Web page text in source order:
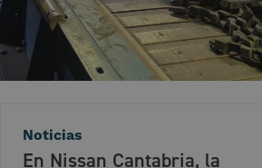
Noticias
En Nissan Cantabria, la